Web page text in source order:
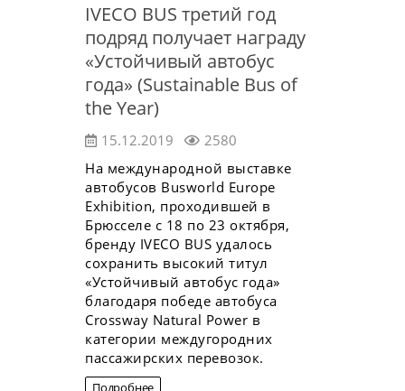
IVECO BUS третий год
подряд получает награду
«Устойчивый автобус
года» (Sustainable Bus of
the Year)
15.12.2019
2580
На международной выставке
автобусов Busworld Europe
Exhibition, проходившей в
Брюсселе с 18 по 23 октября,
бренду IVECO BUS удалось
сохранить высокий титул
«Устойчивый автобус года»
благодаря победе автобуса
Crossway Natural Power в
категории междугородних
пассажирских перевозок.
Подробнее